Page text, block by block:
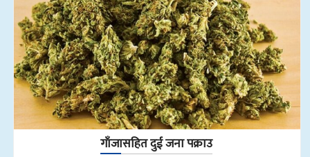
गाँजासहित दुई जना पक्राउ